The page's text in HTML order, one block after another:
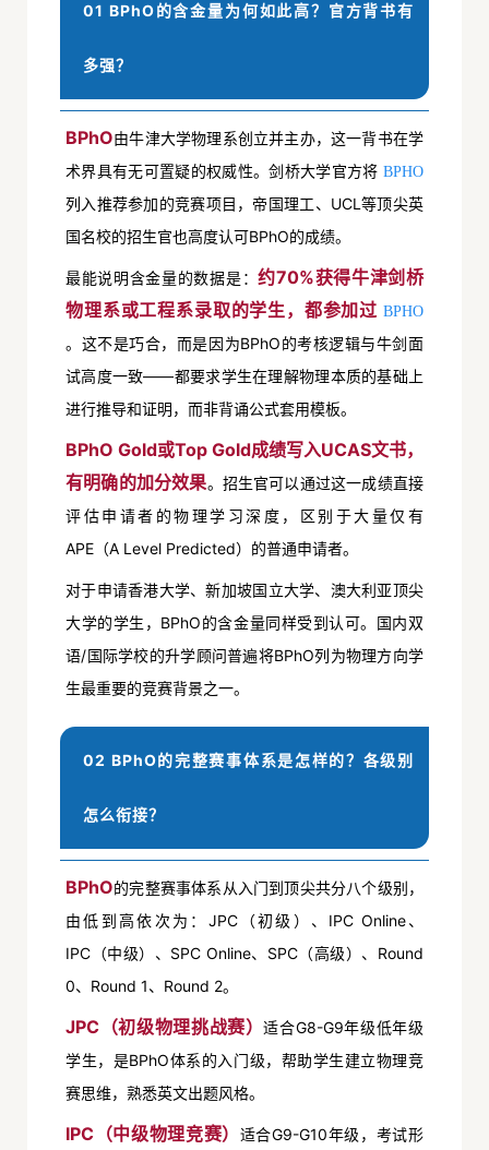
01 BPhO的含金量为何如此高？官方背书有
多强？
BPhO由牛津大学物理系创立并主办，这一背书在学
术界具有无可置疑的权威性。剑桥大学官方将 BPHO
列入推荐参加的竞赛项目，帝国理工、UCL等顶尖英
国名校的招生官也高度认可BPhO的成绩。
最能说明含金量的数据是：约70%获得牛津剑桥
物理系或工程系录取的学生，都参加过 BPHO
。这不是巧合，而是因为BPhO的考核逻辑与牛剑面
试高度一致——都要求学生在理解物理本质的基础上
进行推导和证明，而非背诵公式套用模板。
BPhO Gold或Top Gold成绩写入UCAS文书，
有明确的加分效果。招生官可以通过这一成绩直接
评估申请者的物理学习深度，区别于大量仅有
APE（A Level Predicted）的普通申请者。
对于申请香港大学、新加坡国立大学、澳大利亚顶尖
大学的学生，BPhO的含金量同样受到认可。国内双
语/国际学校的升学顾问普遍将BPhO列为物理方向学
生最重要的竞赛背景之一。
02 BPhO的完整赛事体系是怎样的？各级别
怎么衔接？
BPhO的完整赛事体系从入门到顶尖共分八个级别，
由低到高依次为：JPC（初级）、IPC Online、
IPC（中级）、SPC Online、SPC（高级）、Round
0、Round 1、Round 2。
JPC（初级物理挑战赛）适合G8-G9年级低年级
学生，是BPhO体系的入门级，帮助学生建立物理竞
赛思维，熟悉英文出题风格。
IPC（中级物理竞赛） 适合G9-G10年级，考试形